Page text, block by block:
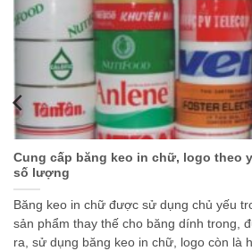
Cung cấp băng keo in chữ, logo theo
số lượng
Băng keo in chữ được sử dụng chủ yếu
sản phẩm thay thế cho băng dính trong,
ra, sử dụng băng keo in chữ, logo còn là